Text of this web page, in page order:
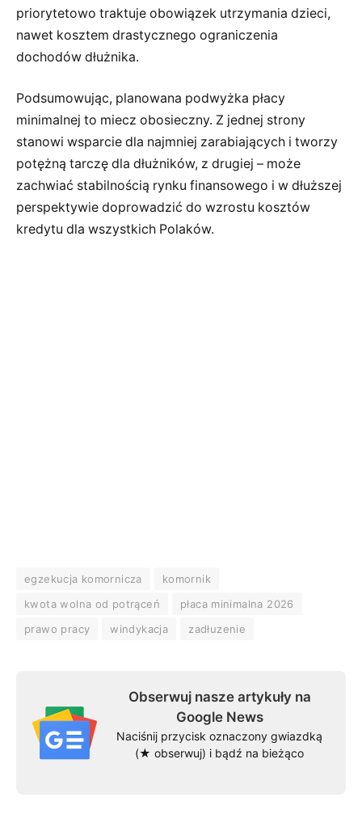
priorytetowo traktuje obowiązek utrzymania dzieci,
nawet kosztem drastycznego ograniczenia
dochodów dłużnika.
Podsumowując, planowana podwyżka płacy
minimalnej to miecz obosieczny. Z jednej strony
stanowi wsparcie dla najmniej zarabiających i tworzy
potężną tarczę dla dłużników, z drugiej – może
zachwiać stabilnością rynku finansowego i w dłuższej
perspektywie doprowadzić do wzrostu kosztów
kredytu dla wszystkich Polaków.
egzekucja komornicza
komornik
kwota wolna od potrąceń
płaca minimalna 2026
prawo pracy
windykacja zadłuzenie
Obserwuj nasze artykuły na
Google News
Naciśnij przycisk oznaczony gwiazdką
(★ obserwuj) i bądź na bieżąco